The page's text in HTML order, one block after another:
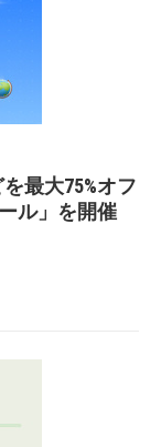
最大75%オフ
ル」を開催